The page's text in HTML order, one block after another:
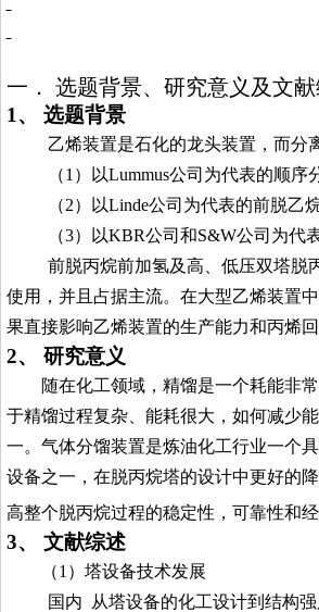
一． 选题背景、研究意义及文
1、 选题背景
乙烯装置是石化的龙头装置，而分
（1）以Lummus公司为代表的顺序
（2）以Linde公司为代表的前脱乙
（3）以KBR公司和S&W公司为代
前脱丙烷前加氢及高、低压双塔脱
使用，并且占据主流。在大型乙烯装置
果直接影响乙烯装置的生产能力和丙烯回
2、 研究意义
随在化工领域，精馏是一个耗能非
于精馏过程复杂、能耗很大，如何减少
一。气体分馏装置是炼油化工行业一个
设备之一， 在脱丙烷塔的设计中更好的
高整个脱丙烷过程的稳定性，可靠性和
3、 文献综述
（1）塔设备技术发展
国内 从塔设备的化工设计到结构